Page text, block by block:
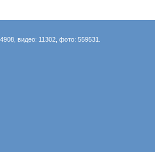
видео: 11302, фото: 559531.